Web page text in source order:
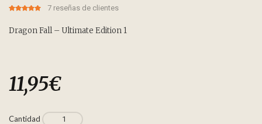
customer
ratings
7 reseñas de clientes
Dragon Fall – Ultimate Edition 1
11,95€
Cantidad